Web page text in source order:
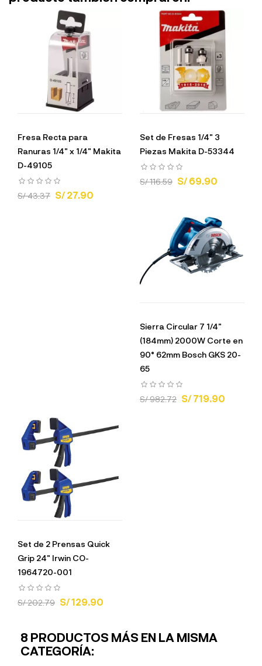
Fresa Recta para
Ranuras 1/4" x 1/4" Makita
D-49105
S/ 43.37 S/ 27.90
Set de Fresas 1/4" 3
Piezas Makita D-53344
S/ 116.59 S/ 69.90
Sierra Circular 7 1/4"
(184mm) 2000W Corte en
90° 62mm Bosch GKS 20-
65
S/ 982.72 S/ 719.90
Set de 2 Prensas Quick
Grip 24" Irwin CO-
1964720-001
S/ 202.79 S/ 129.90
8 PRODUCTOS MÁS EN LA MISMA
CATEGORÍA: